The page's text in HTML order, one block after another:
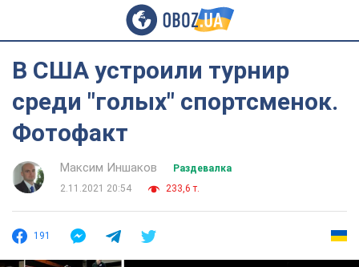
В США устроили турнир
среди "голых" спортсменок.
Фотофакт
Максим Иншаков
Раздевалка
2.11.2021 20:54
233,6 т.
191